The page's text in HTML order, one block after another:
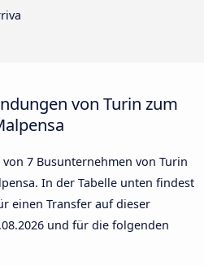
von Turin zum
von 7 Busunternehmen von Turin
In der Tabelle unten findest
einen Transfer auf dieser
und für die folgenden